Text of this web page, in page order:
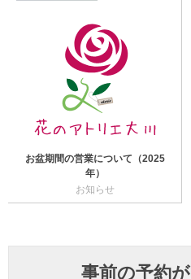
お盆期間の営業について（2025
年）
お知らせ
事前の予約